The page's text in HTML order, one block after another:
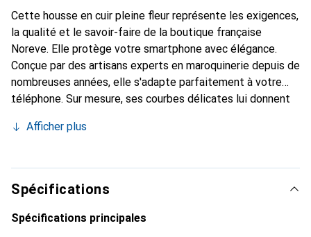
Cette housse en cuir pleine fleur représente les exigences,
la qualité et le savoir-faire de la boutique française
Noreve. Elle protège votre smartphone avec élégance.
Conçue par des artisans experts en maroquinerie depuis de
nombreuses années, elle s'adapte parfaitement à votre
téléphone. Sur mesure, ses courbes délicates lui donnent
et indispensable de votre smartphone. Reconnaître
marque Noreve est un choix sûr pour une clientèle
exigeante.
Afficher plus
Spécifications
Spécifications principales